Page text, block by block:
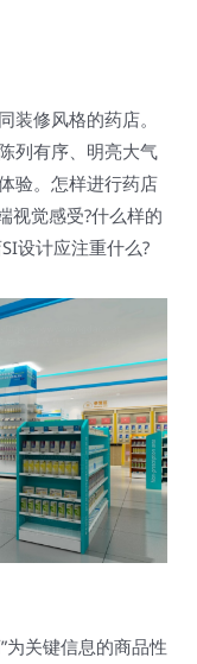
装修风格的药店。
列有序、明亮大气
验。怎样进行药店
视觉感受?什么样的
设计应注重什么?
为关键信息的商品性